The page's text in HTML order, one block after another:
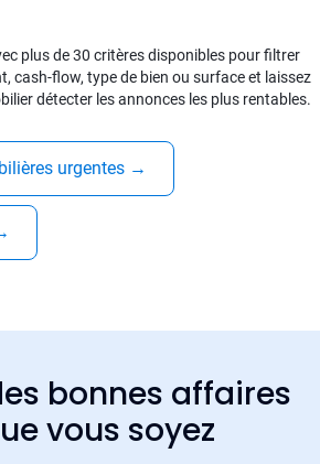
plus de 30 critères disponibles pour filtrer
cash-flow, type de bien ou surface et laissez
détecter les annonces les plus rentables.
urgentes →
bonnes affaires
vous soyez